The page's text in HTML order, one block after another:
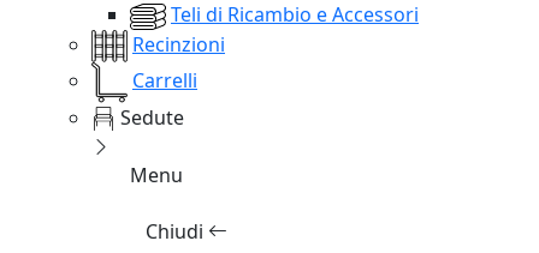
Teli di Ricambio e Accessori
Recinzioni
Carrelli
Sedute
Menu
Chiudi